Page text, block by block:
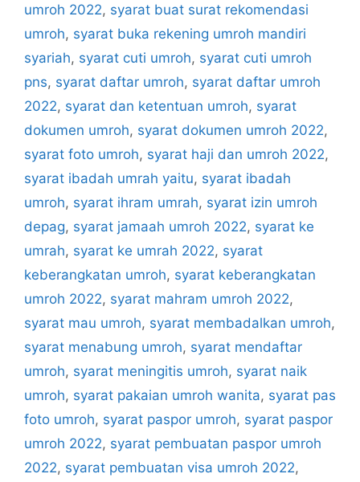
umroh 2022, syarat buat surat rekomendasi
umroh, syarat buka rekening umroh mandiri
syariah, syarat cuti umroh, syarat cuti umroh
pns, syarat daftar umroh, syarat daftar umroh
2022, syarat dan ketentuan umroh, syarat
dokumen umroh, syarat dokumen umroh 2022,
syarat foto umroh, syarat haji dan umroh 2022,
syarat ibadah umrah yaitu, syarat ibadah
umroh, syarat ihram umrah, syarat izin umroh
depag, syarat jamaah umroh 2022, syarat ke
umrah, syarat ke umrah 2022, syarat
keberangkatan umroh, syarat keberangkatan
umroh 2022, syarat mahram umroh 2022,
syarat mau umroh, syarat membadalkan umroh,
syarat menabung umroh, syarat mendaftar
umroh, syarat meningitis umroh, syarat naik
umroh, syarat pakaian umroh wanita, syarat pas
foto umroh, syarat paspor umroh, syarat paspor
umroh 2022, syarat pembuatan paspor umroh
2022, syarat pembuatan visa umroh 2022,